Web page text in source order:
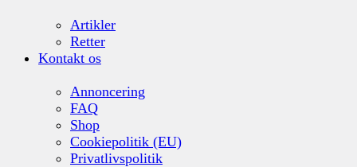
Artikler
Retter
Kontakt os
Annoncering
FAQ
Shop
Cookiepolitik (EU)
Privatlivspolitik